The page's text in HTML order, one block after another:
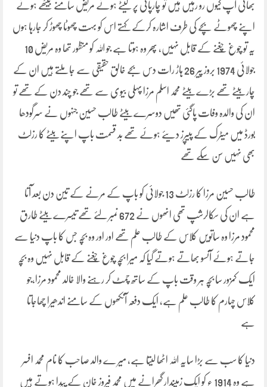
بھائی آپ کیوں رو رہیں ہیں تو چارپائی پر لیٹے ہوئے مریض سامنے بیٹھے ہوئے
اپنے چھوٹے بچے کی طرف اشارہ کرکے کہتے اس کو بہت چھوٹا چھوڑ کر جارہا ہوں
یہ تو چوغ چغنے کے قابل نہیں، پھر وہ ہوتا ہے جو اللہ کو منظور تھا وہ مریض 10
جولائی 1974 بروز پیر 26 ہاڑ رات دس بجے خالق حقیقی سے جاملتے ہیں ان کے
چار بیٹے تھے بڑے بیٹے محمد اسلم مرزا پہلی بیوی سے تھے جو چند دن کے تھے تو
ان کی والدہ وفات پاگئی تھیں دوسرے بیٹے طالب حسین جنہوں نے سرگودھا
بورڈ میں میٹرک کے پیپرز دیئے ہوئے تھے بد قسمت باپ اپنے بیٹے کا رزلٹ
بھی نہیں سن سکے تھے
طالب حسین مرزا کا رزلٹ 13 جولائی کو باپ کے مرنے کے تین دن بعد آتا
ہے ان کی سکالرشپ تھی انھوں نے 672 نمبر لئے تھے تیسرے بیٹے طارق
محمود مرزا وہ ساتویں کلاس کے طالب علم تھے اور اور وہ بچہ جس کا باپ دنیا سے
جاتے ہوئے آنسو بھاتے ہوتے گیا کہ میرا بچہ چوغ چغنے کے قابل نہیں وہ بچہ
ایک کمزور سا بچہ ہر وقت باپ کے ساتھ چمٹ کر رہنے والا خالد محمود مرزا،جو
کلاس چہارم کا طالب علم ہے، ایک دفعہ آنکھوں کے سامنے اندھیرا چھاجاتا
ہے
دنیا کا سب سے بڑا سایہ اللہ اٹھا لیتا ہے، میر ے والد صاحب کا نام محمد افسر
ہے وہ 1914 ء کو ایک زمیندار گھرانے میں محمد فیروز خان کے پیدا ہوتے ہیں